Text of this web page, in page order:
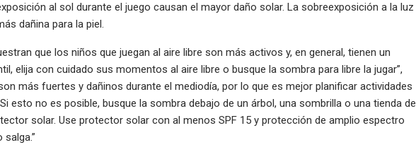
al sol durante el juego causan el mayor daño solar. La sobreexposición a la luz
dañina para la piel.
que los niños que juegan al aire libre son más activos y, en general, tienen un
elija con cuidado sus momentos al aire libre o busque la sombra para libre la jugar”,
más fuertes y dañinos durante el mediodía, por lo que es mejor planificar actividades
esto no es posible, busque la sombra debajo de un árbol, una sombrilla o una tienda de
solar. Use protector solar con al menos SPF 15 y protección de amplio espectro